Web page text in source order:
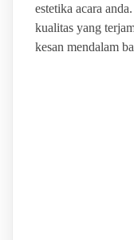
estetika acara
kualitas yang
kesan mendalam